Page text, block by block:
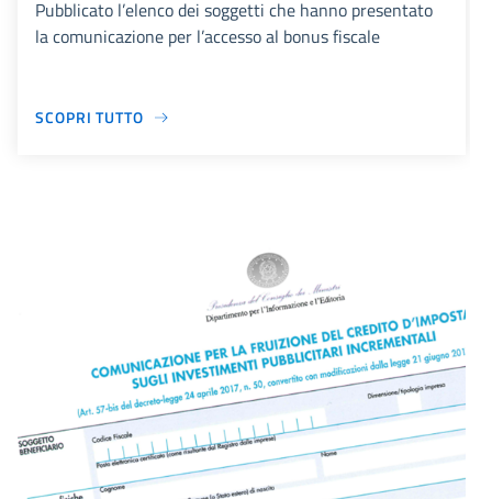
Pubblicato l’elenco dei soggetti che hanno presentato
la comunicazione per l’accesso al bonus fiscale
SCOPRI TUTTO